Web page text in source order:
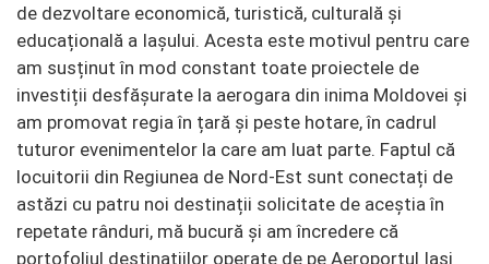
de dezvoltare economică, turistică, culturală și
educațională a Iașului. Acesta este motivul pentru care
am susținut în mod constant toate proiectele de
investiții desfășurate la aerogara din inima Moldovei și
am promovat regia în țară și peste hotare, în cadrul
tuturor evenimentelor la care am luat parte. Faptul că
locuitorii din Regiunea de Nord-Est sunt conectați de
astăzi cu patru noi destinații solicitate de aceștia în
repetate rânduri, mă bucură și am încredere că
portofoliul destinațiilor operate de pe Aeroportul Iași